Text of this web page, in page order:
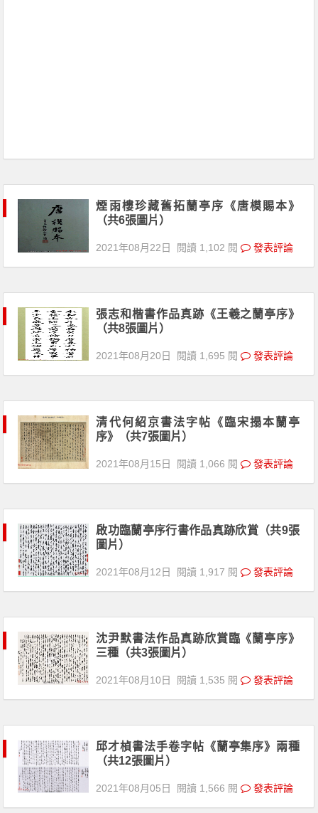
煙雨樓珍藏舊拓蘭亭序《唐模賜本》
（共6張圖片）
2021年08月22日 閱讀 1,102 閱 發表評論
張志和楷書作品真跡《王羲之蘭亭序》
（共8張圖片）
2021年08月20日 閱讀 1,695 閱 發表評論
清代何紹京書法字帖《臨宋搨本蘭亭
序》（共7張圖片）
2021年08月15日 閱讀 1,066 閱 發表評論
啟功臨蘭亭序行書作品真跡欣賞（共9張
圖片）
2021年08月12日 閱讀 1,917 閱 發表評論
沈尹默書法作品真跡欣賞臨《蘭亭序》
三種（共3張圖片）
2021年08月10日 閱讀 1,535 閱 發表評論
邱才楨書法手卷字帖《蘭亭集序》兩種
（共12張圖片）
2021年08月05日 閱讀 1,566 閱 發表評論